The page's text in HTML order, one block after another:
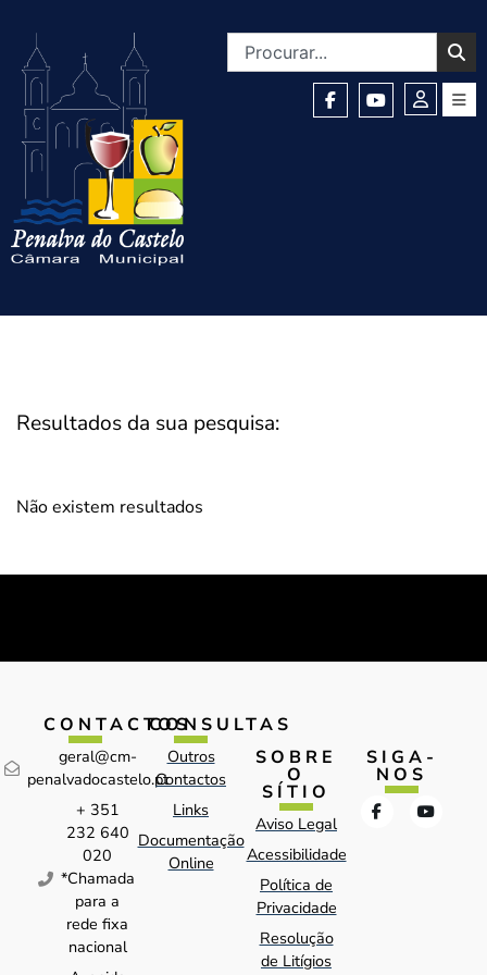
Resultados da sua pesquisa:
Não existem resultados
CONTACTOS
geral@cm-
penalvadocastelo.pt
+ 351
232 640
020
*Chamada
para a
rede fixa
nacional
CONSULTAS
Outros
Contactos
Links
Documentação
Online
SOBRE
O
SÍTIO
Aviso Legal
Acessibilidade
Política de
Privacidade
Resolução
de Litígios
SIGA-
NOS